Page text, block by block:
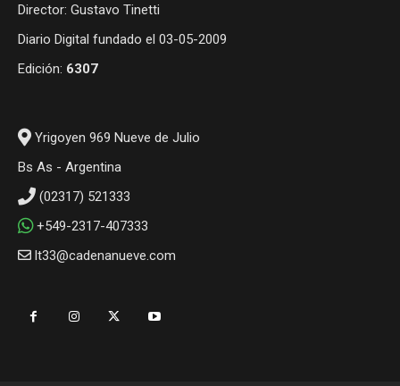
Director: Gustavo Tinetti
Diario Digital fundado el 03-05-2009
Edición: 6307
Yrigoyen 969 Nueve de Julio
Bs As - Argentina
(02317) 521333
+549-2317-407333
lt33@cadenanueve.com